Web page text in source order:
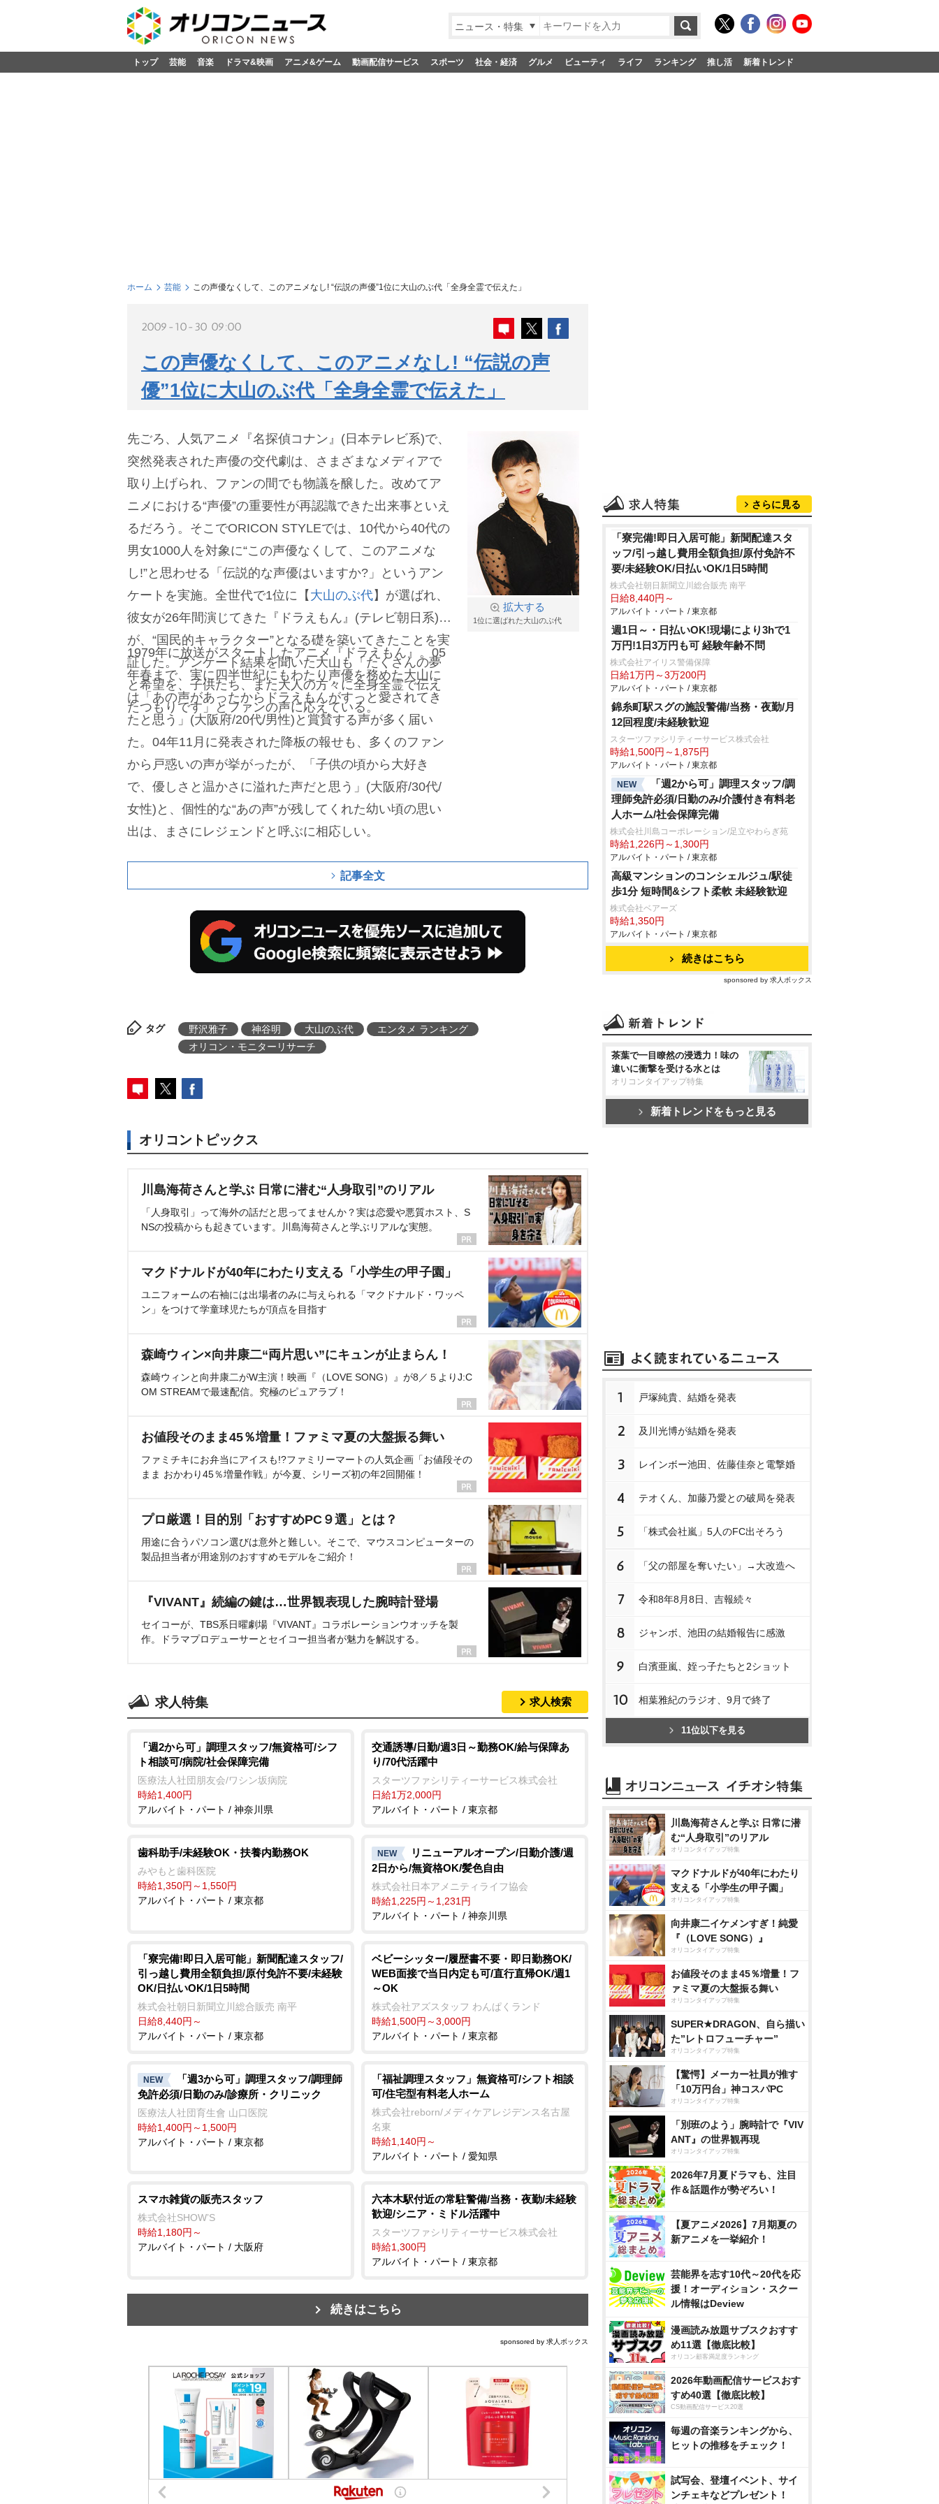
ニュース・特集
トップ 芸能 音楽 ドラマ&映画 アニメ&ゲーム 動画配信サービス スポーツ 社会・経済 グルメ ビューティ ライフ ランキング 推し活 新着トレンド
ホーム 芸能 この声優なくして、このアニメなし! “伝説の声優”1位に大山のぶ代「全身全霊で伝えた」
2009-10-30 09:00
この声優なくして、このアニメなし! “伝説の声
優”1位に大山のぶ代「全身全霊で伝えた」
拡大する
1位に選ばれた大山のぶ代
先ごろ、人気アニメ『名探偵コナン』(日本テレビ系)で、
突然発表された声優の交代劇は、さまざまなメディアで
取り上げられ、ファンの間でも物議を醸した。改めてア
ニメにおける“声優”の重要性が再認識できた出来事といえ
るだろう。そこでORICON STYLEでは、10代から40代の
男女1000人を対象に“この声優なくして、このアニメな
し!”と思わせる「伝説的な声優はいますか?」というアン
ケートを実施。全世代で1位に【 大山のぶ代】が選ばれ、
彼女が26年間演じてきた『ドラえもん』(テレビ朝日系)
が、“国民的キャラクター”となる礎を築いてきたことを実
証した。アンケート結果を聞いた大山も「たくさんの夢
と希望を、子供たち、また大人の方々に全身全霊で伝え
たつもりです」とファンの声に応えている。
1979年に放送がスタートしたアニメ『ドラえもん』。05
年春まで、実に四半世紀にもわたり声優を務めた大山に
は「あの声があったからドラえもんがすっと愛されてき
たと思う」(大阪府/20代/男性)と賞賛する声が多く届い
た。04年11月に発表された降板の報せも、多くのファン
から戸惑いの声が挙がったが、「子供の頃から大好き
で、優しさと温かさに溢れた声だと思う」(大阪府/30代/
女性)と、個性的な“あの声”が残してくれた幼い頃の思い
出は、まさにレジェンドと呼ぶに相応しい。
記事全文
タグ 野沢雅子 神谷明 大山のぶ代
エンタメ ランキング
オリコン・モニターリサーチ
オリコントピックス
川島海荷さんと学ぶ 日常に潜む“人身取引”のリアル
「人身取引」って海外の話だと思ってませんか？実は恋愛や悪質ホスト、S
NSの投稿からも起きています。川島海荷さんと学ぶリアルな実態。
マクドナルドが40年にわたり支える「小学生の甲子園」
ユニフォームの右袖には出場者のみに与えられる「マクドナルド・ワッペ
ン」をつけて学童球児たちが頂点を目指す
森崎ウィン×向井康二“両片思い”にキュンが止まらん！
森崎ウィンと向井康二がW主演！映画『（LOVE SONG）』が8／５よりJ:C
OM STREAMで最速配信。究極のピュアラブ！
お値段そのまま45％増量！ファミマ夏の大盤振る舞い
ファミチキにお弁当にアイスも!?ファミリーマートの人気企画「お値段その
まま おかわり45％増量作戦」が今夏、シリーズ初の年2回開催！
プロ厳選！目的別「おすすめPC９選」とは？
用途に合うパソコン選びは意外と難しい。そこで、マウスコンピューターの
製品担当者が用途別のおすすめモデルをご紹介！
『VIVANT』続編の鍵は…世界観表現した腕時計登場
セイコーが、TBS系日曜劇場『VIVANT』コラボレーションウオッチを製
作。ドラマプロデューサーとセイコー担当者が魅力を解説する。
求人特集 求人検索
「週2から可」調理スタッフ/無資格可/シフ
ト相談可/病院/社会保障完備
医療法人社団朋友会/ワシン坂病院
時給1,400円
アルバイト・パート / 神奈川県
交通誘導/日勤/週3日～勤務OK/給与保障あ
り/70代活躍中
スターツファシリティーサービス株式会社
日給1万2,000円
アルバイト・パート / 東京都
歯科助手/未経験OK・扶養内勤務OK
みやもと歯科医院
時給1,350円～1,550円
アルバイト・パート / 東京都
NEW
リニューアルオープン/日勤介護/週
2日から/無資格OK/髪色自由
株式会社日本アメニティライフ協会
時給1,225円～1,231円
アルバイト・パート / 神奈川県
「寮完備!即日入居可能」新聞配達スタッフ/
引っ越し費用全額負担/原付免許不要/未経験
OK/日払いOK/1日5時間
株式会社朝日新聞立川総合販売 南平
日給8,440円～
アルバイト・パート / 東京都
ベビーシッター/履歴書不要・即日勤務OK/
WEB面接で当日内定も可/直行直帰OK/週1
～OK
株式会社アズスタッフ わんぱくランド
時給1,500円～3,000円
アルバイト・パート / 東京都
NEW
「週3から可」調理スタッフ/調理師
免許必須/日勤のみ/診療所・クリニック
医療法人社団育生會 山口医院
時給1,400円～1,500円
アルバイト・パート / 東京都
「福祉調理スタッフ」無資格可/シフト相談
可/住宅型有料老人ホーム
株式会社reborn/メディケアレジデンス名古屋
名東
時給1,140円～
アルバイト・パート / 愛知県
スマホ雑貨の販売スタッフ
株式会社SHOW’S
時給1,180円～
アルバイト・パート / 大阪府
六本木駅付近の常駐警備/当務・夜勤/未経験
歓迎/シニア・ミドル活躍中
スターツファシリティーサービス株式会社
時給1,300円
アルバイト・パート / 東京都
続きはこちら
sponsored by 求人ボックス
さらに見る
「寮完備!即日入居可能」新聞配達スタ
ッフ/引っ越し費用全額負担/原付免許不
要/未経験OK/日払いOK/1日5時間
株式会社朝日新聞立川総合販売 南平
日給8,440円～
アルバイト・パート / 東京都
週1日～・日払いOK!現場により3hで1
万円!1日3万円も可 経験年齢不問
株式会社アイリス警備保障
日給1万円～3万200円
アルバイト・パート / 東京都
錦糸町駅スグの施設警備/当務・夜勤/月
12回程度/未経験歓迎
スターツファシリティーサービス株式会社
時給1,500円～1,875円
アルバイト・パート / 東京都
NEW
「週2から可」調理スタッフ/調
理師免許必須/日勤のみ/介護付き有料老
人ホーム/社会保障完備
株式会社川島コーポレーション/足立やわらぎ苑
時給1,226円～1,300円
アルバイト・パート / 東京都
高級マンションのコンシェルジュ/駅徒
歩1分 短時間&シフト柔軟 未経験歓迎
株式会社ベアーズ
時給1,350円
アルバイト・パート / 東京都
続きはこちら
sponsored by 求人ボックス
茶葉で一目瞭然の浸透力！味の
違いに衝撃を受ける水とは
オリコンタイアップ特集
新着トレンドをもっと見る
1 戸塚純貴、結婚を発表
2 及川光博が結婚を発表
3 レインボー池田、佐藤佳奈と電撃婚
4 テオくん、加藤乃愛との破局を発表
5 「株式会社嵐」5人のFC出そろう
6 「父の部屋を奪いたい」→大改造へ
7 令和8年8月8日、吉報続々
8 ジャンボ、池田の結婚報告に感激
9 白濱亜嵐、姪っ子たちと2ショット
10 相葉雅紀のラジオ、9月で終了
11位以下を見る
川島海荷さんと学ぶ 日常に潜
む“人身取引”のリアル
オリコンタイアップ特集
マクドナルドが40年にわたり
支える「小学生の甲子園」
オリコンタイアップ特集
向井康二イケメンすぎ！純愛
『（LOVE SONG）』
オリコンタイアップ特集
お値段そのまま45％増量！フ
ァミマ夏の大盤振る舞い
オリコンタイアップ特集
SUPER★DRAGON、自ら描い
た”レトロフューチャー”
オリコンタイアップ特集
【驚愕】メーカー社員が推す
「10万円台」神コスパPC
オリコンタイアップ特集
「別班のよう」腕時計で『VIV
ANT』の世界観再現
オリコンタイアップ特集
2026年7月夏ドラマも、注目
作＆話題作が勢ぞろい！
【夏アニメ2026】7月期夏の
新アニメを一挙紹介！
芸能界を志す10代～20代を応
援！オーディション・スクー
ル情報はDeview
漫画読み放題サブスクおすす
め11選【徹底比較】
オリコン顧客満足度ランキング
2026年動画配信サービスおす
すめ40選【徹底比較】
CS動画配信サービス20選
毎週の音楽ランキングから、
ヒットの推移をチェック！
試写会、登壇イベント、サイ
ンチェキなどプレゼント！